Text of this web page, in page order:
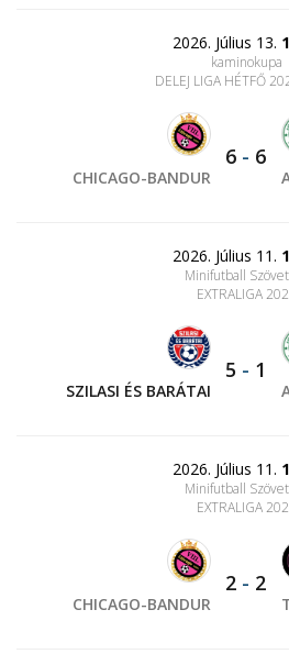
2026. Július 13.
kaminokupa
DELEJ LIGA HÉTFŐ
CHICAGO-BANDUR
6 - 6
2026. Július 11.
Minifutball
EXTRALIGA
SZILASI ÉS BARÁTAI
5 - 1
2026. Július 11.
Minifutball
EXTRALIGA
CHICAGO-BANDUR
2 - 2